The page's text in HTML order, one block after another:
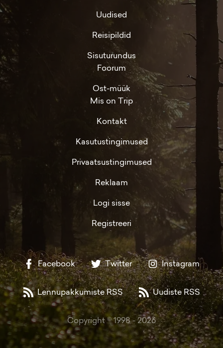
Uudised
Reisipildid
Sisuturundus
Foorum
Ost-müük
Mis on Trip
Kontakt
Kasutustingimused
Privaatsustingimused
Reklaam
Logi sisse
Registreeri
Facebook Twitter Instagram
Lennupakkumiste RSS Uudiste RSS
Copyright © 1998 -2026